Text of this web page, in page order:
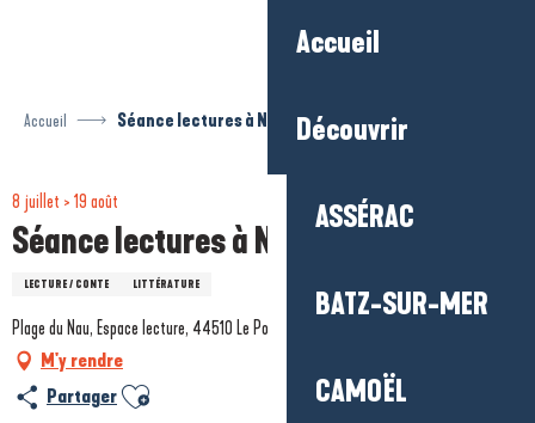
Accueil
Découvrir
ASSÉRAC
BATZ-SUR-MER
CAMOËL
Accueil Séance lectures à Nau plage
8 juillet > 19 août
Séance lectures à Nau plage
LECTURE / CONTE LITTÉRATURE
Plage du Nau, Espace lecture, 44510 Le Pouliguen
M'y rendre
Partager Ajouter aux favoris